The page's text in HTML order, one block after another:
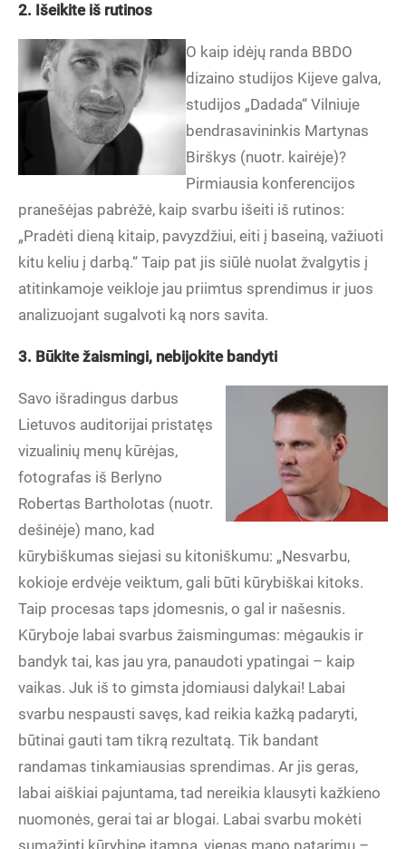
2. Išeikite iš rutinos
O kaip idėjų randa BBDO
dizaino studijos Kijeve galva,
studijos „Dadada“ Vilniuje
bendrasavininkis Martynas
Birškys (nuotr. kairėje)?
Pirmiausia konferencijos
pranešėjas pabrėžė, kaip svarbu išeiti iš rutinos:
„Pradėti dieną kitaip, pavyzdžiui, eiti į baseiną, važiuoti
kitu keliu į darbą.“ Taip pat jis siūlė nuolat žvalgytis į
atitinkamoje veikloje jau priimtus sprendimus ir juos
analizuojant sugalvoti ką nors savita.
3. Būkite žaismingi, nebijokite bandyti
Savo išradingus darbus
Lietuvos auditorijai pristatęs
vizualinių menų kūrėjas,
fotografas iš Berlyno
Robertas Bartholotas (nuotr.
dešinėje) mano, kad
kūrybiškumas siejasi su kitoniškumu: „Nesvarbu,
kokioje erdvėje veiktum, gali būti kūrybiškai kitoks.
Taip procesas taps įdomesnis, o gal ir našesnis.
Kūryboje labai svarbus žaismingumas: mėgaukis ir
bandyk tai, kas jau yra, panaudoti ypatingai – kaip
vaikas. Juk iš to gimsta įdomiausi dalykai! Labai
svarbu nespausti savęs, kad reikia kažką padaryti,
būtinai gauti tam tikrą rezultatą. Tik bandant
randamas tinkamiausias sprendimas. Ar jis geras,
labai aiškiai pajuntama, tad nereikia klausyti kažkieno
nuomonės, gerai tai ar blogai. Labai svarbu mokėti
sumažinti kūrybinę įtampą, vienas mano patarimų –